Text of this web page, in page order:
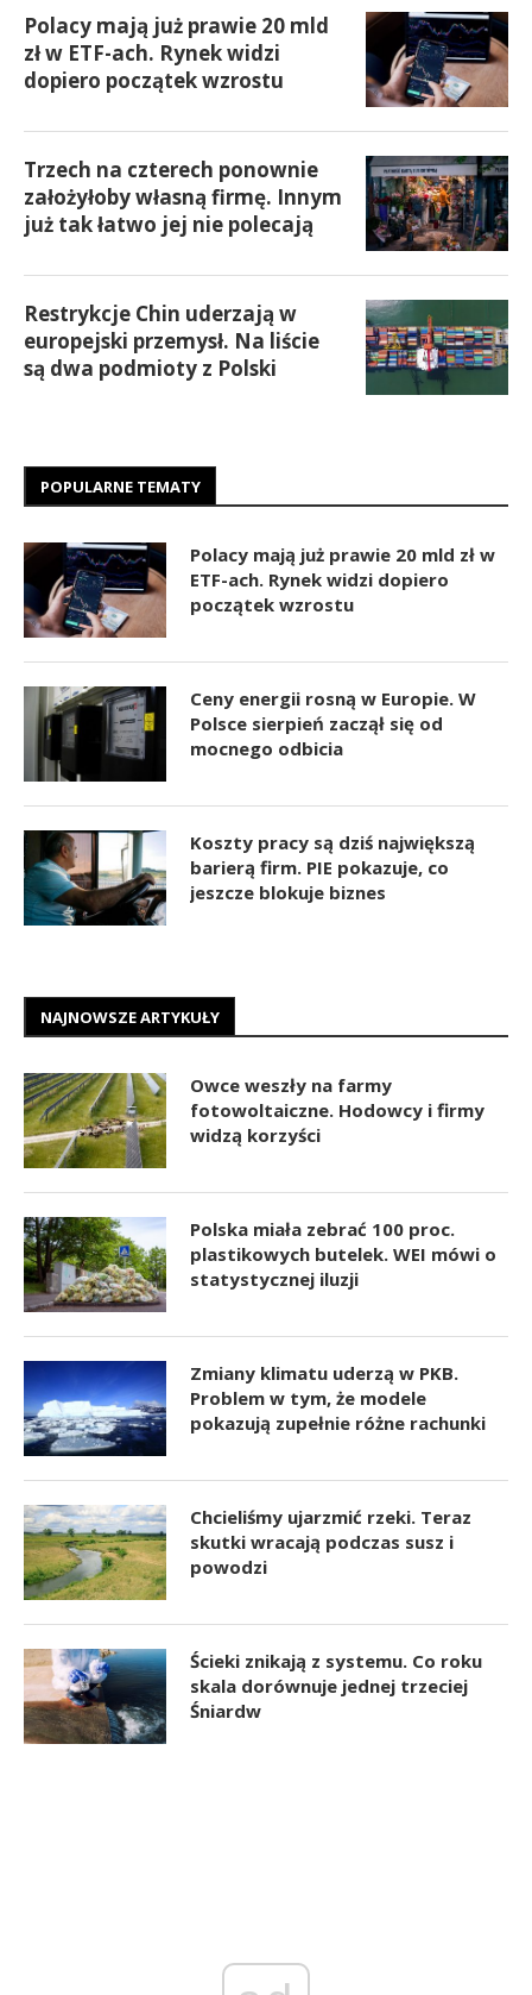
Polacy mają już prawie 20 mld
zł w ETF-ach. Rynek widzi
dopiero początek wzrostu
Trzech na czterech ponownie
założyłoby własną firmę. Innym
już tak łatwo jej nie polecają
Restrykcje Chin uderzają w
europejski przemysł. Na liście
są dwa podmioty z Polski
POPULARNE TEMATY
Polacy mają już prawie 20 mld zł w
ETF-ach. Rynek widzi dopiero
początek wzrostu
Ceny energii rosną w Europie. W
Polsce sierpień zaczął się od
mocnego odbicia
Koszty pracy są dziś największą
barierą firm. PIE pokazuje, co
jeszcze blokuje biznes
NAJNOWSZE ARTYKUŁY
Owce weszły na farmy
fotowoltaiczne. Hodowcy i firmy
widzą korzyści
Polska miała zebrać 100 proc.
plastikowych butelek. WEI mówi o
statystycznej iluzji
Zmiany klimatu uderzą w PKB.
Problem w tym, że modele
pokazują zupełnie różne rachunki
Chcieliśmy ujarzmić rzeki. Teraz
skutki wracają podczas susz i
powodzi
Ścieki znikają z systemu. Co roku
skala dorównuje jednej trzeciej
Śniardw